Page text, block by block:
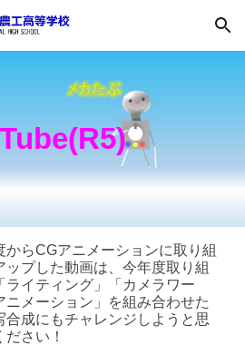
Skip to navigation
Tube(R5)
らCGアニメーションに取り組
ップした動画は、今年度取り組
ライティング」「カメラワー
ニメーション」を組み合わせた
合成にもチャレンジしようと思
さい！